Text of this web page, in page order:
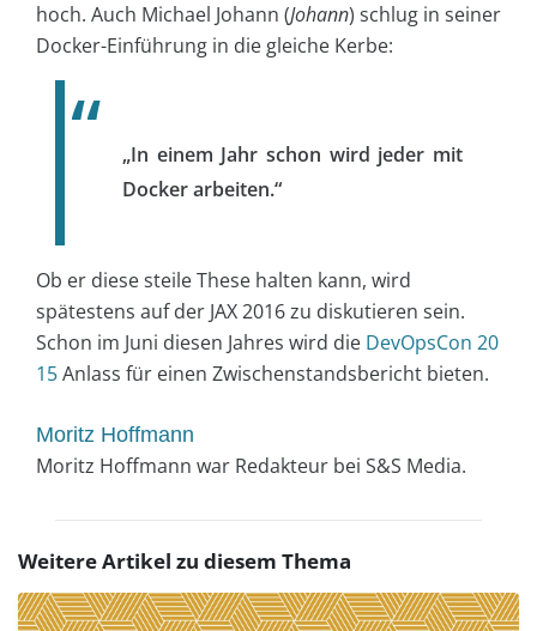
hoch. Auch Michael Johann (Johann) schlug in seiner
Docker-Einführung in die gleiche Kerbe:
„In einem Jahr schon wird jeder mit
Docker arbeiten.“
Ob er diese steile These halten kann, wird
spätestens auf der JAX 2016 zu diskutieren sein.
Schon im Juni diesen Jahres wird die DevOpsCon 20
15Anlass für einen Zwischenstandsbericht bieten.
Moritz Hoffmann
Moritz Hoffmann war Redakteur bei S&S Media.
Weitere Artikel zu diesem Thema